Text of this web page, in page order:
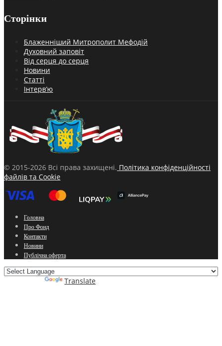
Сторінки
Блаженніший Митрополит Мефодій
Духовний заповіт
Від серця до серця
Новини
Статті
Інтерв’ю
© 2015-2026 Всі права захищені. Політика конфіденційності
файлів та Cookie
Головна
Про Фонд
Контакти
Новини
Публічна оферта
Translate